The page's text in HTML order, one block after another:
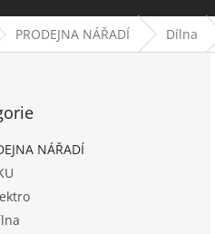
PRODEJNA NÁŘADÍ Dílna
NÁŘADÍ